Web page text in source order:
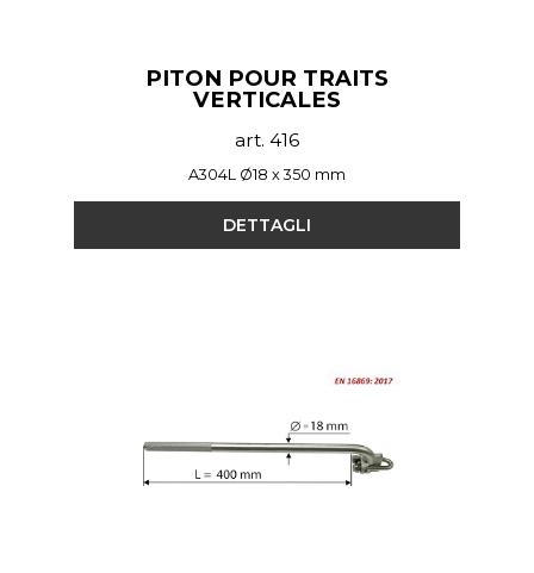
PITON POUR TRAITS
VERTICALES
art. 416
A304L Ø18 x 350 mm
DETTAGLI